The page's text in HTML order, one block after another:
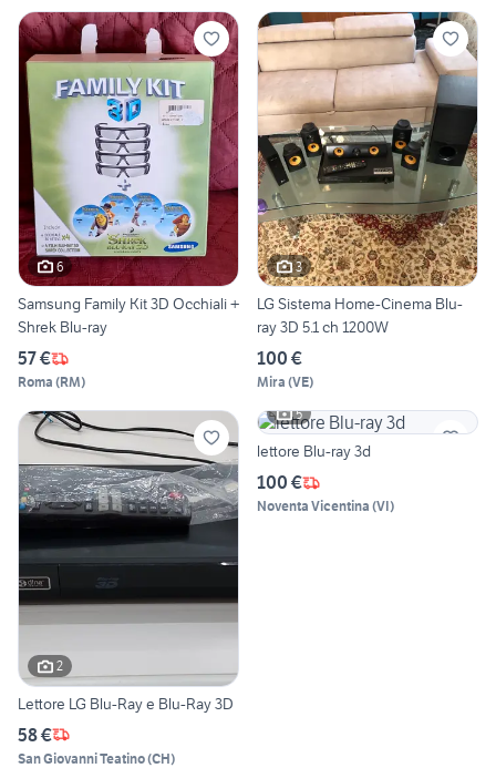
6
Samsung Family Kit 3D Occhiali +
Shrek Blu-ray
57 €
Roma (RM)
3
LG Sistema Home-Cinema Blu-
ray 3D 5.1 ch 1200W
100 €
Mira (VE)
2
Lettore LG Blu-Ray e Blu-Ray 3D
58 €
San Giovanni Teatino(CH)
5
lettore Blu-ray 3d
100 €
Noventa Vicentina (VI)